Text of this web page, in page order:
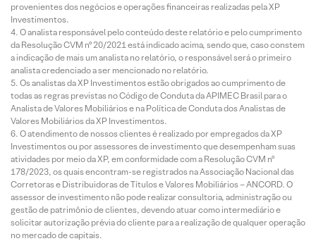
provenientes dos negócios e operações financeiras realizadas pela XP
Investimentos.
O analista responsável pelo conteúdo deste relatório e pelo cumprimento
da Resolução CVM nº 20/2021 está indicado acima, sendo que, caso constem
a indicação de mais um analista no relatório, o responsável será o primeiro
analista credenciado a ser mencionado no relatório.
Os analistas da XP Investimentos estão obrigados ao cumprimento de
todas as regras previstas no Código de Conduta da APIMEC Brasil para o
Analista de Valores Mobiliários e na Política de Conduta dos Analistas de
Valores Mobiliários da XP Investimentos.
O atendimento de nossos clientes é realizado por empregados da XP
Investimentos ou por assessores de investimento que desempenham suas
atividades por meio da XP, em conformidade com a Resolução CVM nº
178/2023, os quais encontram-se registrados na Associação Nacional das
Corretoras e Distribuidoras de Títulos e Valores Mobiliários – ANCORD. O
assessor de investimento não pode realizar consultoria, administração ou
gestão de patrimônio de clientes, devendo atuar como intermediário e
solicitar autorização prévia do cliente para a realização de qualquer operação
no mercado de capitais.